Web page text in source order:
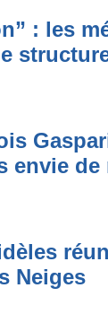
: les
envie de
Neiges